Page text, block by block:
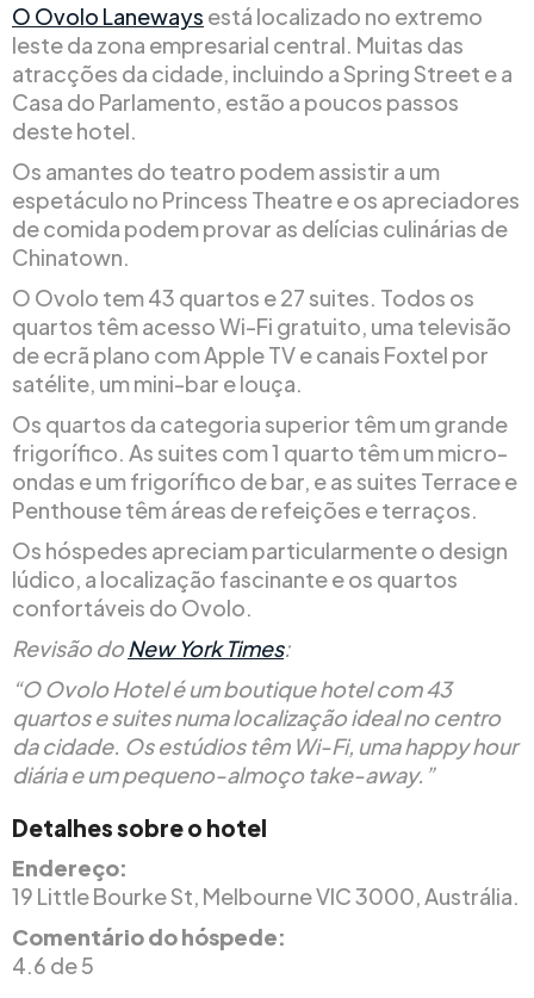
O Ovolo Laneways está localizado no extremo
leste da zona empresarial central. Muitas das
atracções da cidade, incluindo a Spring Street e a
Casa do Parlamento, estão a poucos passos
deste hotel.
Os amantes do teatro podem assistir a um
espetáculo no Princess Theatre e os apreciadores
de comida podem provar as delícias culinárias de
Chinatown.
O Ovolo tem 43 quartos e 27 suites. Todos os
quartos têm acesso Wi-Fi gratuito, uma televisão
de ecrã plano com Apple TV e canais Foxtel por
satélite, um mini-bar e louça.
Os quartos da categoria superior têm um grande
frigorífico. As suites com 1 quarto têm um micro-
ondas e um frigorífico de bar, e as suites Terrace e
Penthouse têm áreas de refeições e terraços.
Os hóspedes apreciam particularmente o design
lúdico, a localização fascinante e os quartos
confortáveis do Ovolo.
Revisão doNew York Times:
“O Ovolo Hotel é um boutique hotel com 43
quartos e suites numa localização ideal no centro
da cidade. Os estúdios têm Wi-Fi, uma happy hour
diária e um pequeno-almoço take-away.”
Detalhes sobre o hotel
Endereço:
19 Little Bourke St, Melbourne VIC 3000, Austrália.
Comentário do hóspede:
4.6 de 5